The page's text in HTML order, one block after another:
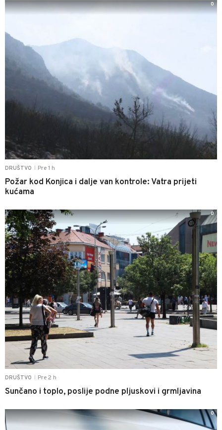
DRUŠTVO Pre 1 h
Požar kod Konjica i dalje van kontrole: Vatra prijeti
kućama
0
DRUŠTVO Pre 2 h
Sunčano i toplo, poslije podne pljuskovi i grmljavina
0
0